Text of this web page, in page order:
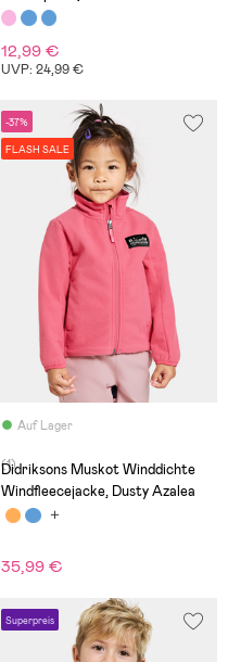
12,99 €
UVP: 24,99 €
-37%
FLASH SALE
Auf Lager
(1)
Didriksons Muskot Winddichte
Windfleecejacke, Dusty Azalea
35,99 €
Superpreis